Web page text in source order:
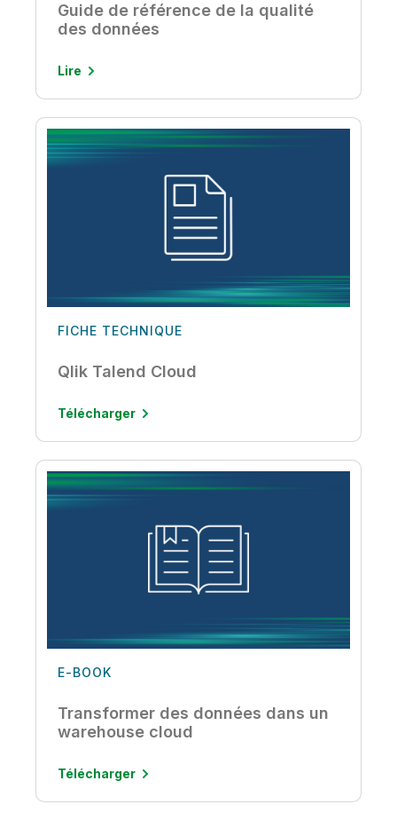
Guide de référence de la qualité
des données
Lire
FICHE TECHNIQUE
Qlik Talend Cloud
Télécharger
E-BOOK
Transformer des données dans un
warehouse cloud
Télécharger